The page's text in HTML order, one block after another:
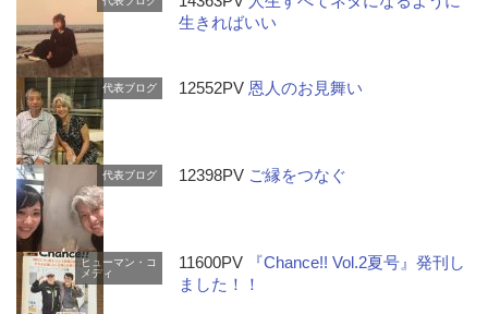
生きればいい
代表ブログ 12552PV 恩人のお見舞い
代表ブログ 12398PV ご縁をつなぐ
ヒューマン・コ
メディ
11600PV
『Chance!! Vol.2夏号』発刊し
ました！！